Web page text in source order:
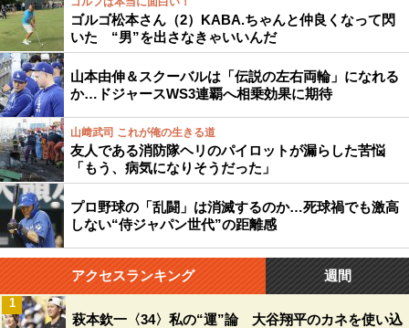
ゴルゴ松本さん（2）KABA.ちゃんと仲良くなって閃
いた “男”を出さなきゃいいんだ
山本由伸＆スクーバルは「伝説の左右両輪」になれる
か…ドジャースWS3連覇へ相乗効果に期待
山﨑武司 これが俺の生きる道
友人である消防隊ヘリのパイロットが漏らした苦悩
「もう、病気になりそうだった」
プロ野球の「乱闘」は消滅するのか…死球禍でも激高
しない“侍ジャパン世代”の距離感
アクセスランキング 週間
萩本欽一〈34〉私の“運”論 大谷翔平のカネを使い込
1